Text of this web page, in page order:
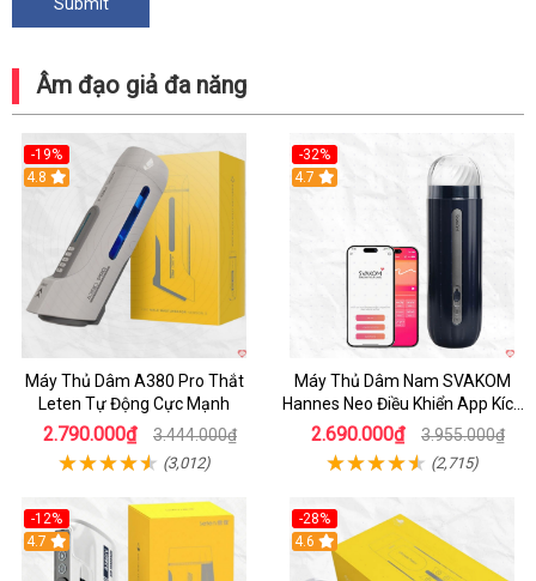
Âm đạo giả đa năng
-19%
Hot
4.8
Máy Thủ Dâm A380 Pro Thắt
Leten Tự Động Cực Mạnh
2.790.000₫ 3.444.000₫
(3,012)
-32%
Hot
4.7
Máy Thủ Dâm Nam SVAKOM
Hannes Neo Điều Khiển App Kích
Thích
2.690.000₫ 3.955.000₫
(2,715)
-12%
Hot
4.7
-28%
Hot
4.6